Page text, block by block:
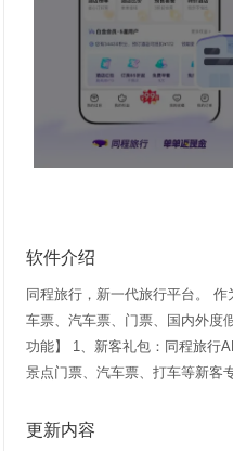
软件介绍
同程旅行，新一代旅行平台。
车票、汽车票、门票、国内外度
功能】 1、新客礼包：同程旅行
景点门票、汽车票、打车等新客
更新内容